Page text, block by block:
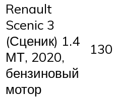
Renault
Scenic 3
(Сценик) 1.4
МТ, 2020,
бензиновый
мотор
130